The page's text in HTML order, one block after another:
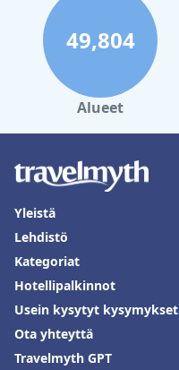
49,804
Alueet
Yleistä
Lehdistö
Kategoriat
Hotellipalkinnot
Usein kysytyt kysymykset
Ota yhteyttä
Travelmyth GPT